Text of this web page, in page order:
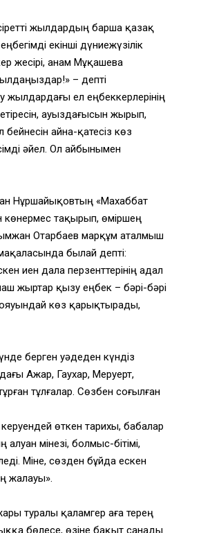
жылдардың барша қазақ
екінші дүниежүзілік
жесірі, анам Мұқашева
– депті
жылдардағы ел еңбеккерлерінің
ауыздағысын жырып,
айна-қатесіз көз
әйел. Ол айбынымен
Нұршайықовтың «Махаббат
тақырып, өміршең
Отарбаев марқұм аталмыш
былай депті:
иен дала перзенттерінің адал
жыртар қызу еңбек – бәрі-бәрі
көз қарықтырады,
берген уәдеден күндіз
Ажар, Гаухар, Меруерт,
тұлғалар. Сөзбен соғылған
өткен тарихы, бабалар
мінезі, болмыс-бітімі,
Міне, сөзден бұйда ескен
жалауы».
туралы қаламгер аға терең
бөлесе, өзіне бақыт санады